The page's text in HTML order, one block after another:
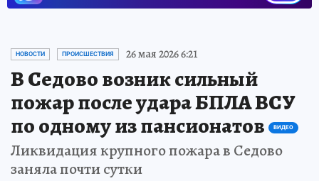
НОВОСТИ ПРОИСШЕСТВИЯ 26 мая 2026 6:21
В Седово возник сильный
пожар после удара БПЛА ВСУ
по одному из пансионатов
ВИДЕО
Ликвидация крупного пожара в Седово
заняла почти сутки